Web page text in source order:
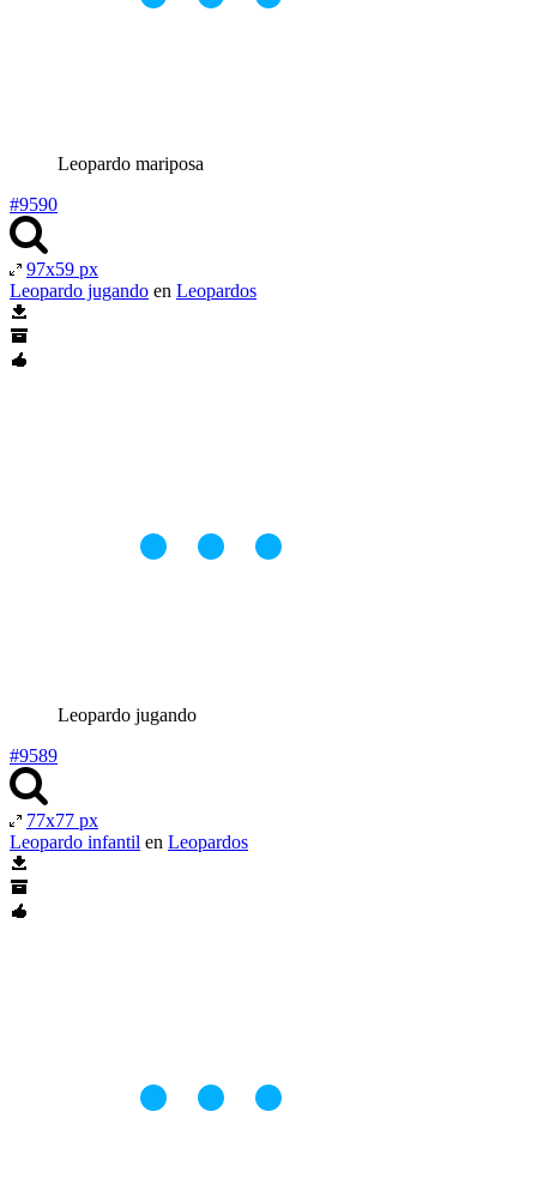
Leopardo mariposa
#9590
97x59 px
Leopardo jugando en Leopardos
Leopardo jugando
#9589
77x77 px
Leopardo infantil en Leopardos